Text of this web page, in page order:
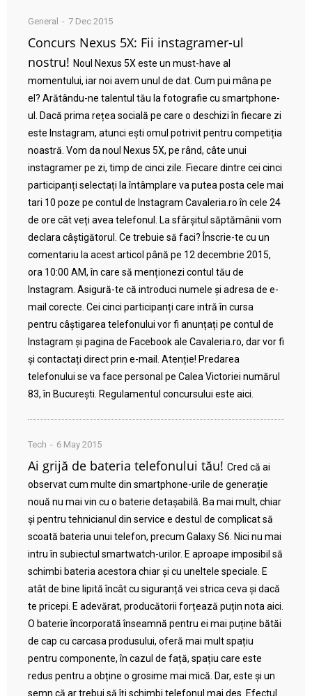
General 7 Dec 2015
Concurs Nexus 5X: Fii instagramer-ul
nostru! Noul Nexus 5X este un must-have al
momentului, iar noi avem unul de dat. Cum pui mâna pe
el? Arătându-ne talentul tău la fotografie cu smartphone-
ul. Dacă prima rețea socială pe care o deschizi în fiecare zi
este Instagram, atunci ești omul potrivit pentru competiția
noastră. Vom da noul Nexus 5X, pe rând, câte unui
instagramer pe zi, timp de cinci zile. Fiecare dintre cei cinci
participanți selectați la întâmplare va putea posta cele mai
tari 10 poze pe contul de Instagram Cavaleria.ro în cele 24
de ore cât veți avea telefonul. La sfârșitul săptămânii vom
declara câștigătorul. Ce trebuie să faci? Înscrie-te cu un
comentariu la acest articol până pe 12 decembrie 2015,
ora 10:00 AM, în care să menționezi contul tău de
Instagram. Asigură-te că introduci numele și adresa de e-
mail corecte. Cei cinci participanți care intră în cursa
pentru câștigarea telefonului vor fi anunțați pe contul de
Instagram și pagina de Facebook ale Cavaleria.ro, dar vor fi
și contactați direct prin e-mail. Atenție! Predarea
telefonului se va face personal pe Calea Victoriei numărul
83, în București. Regulamentul concursului este aici.
Tech 6 May 2015
Ai grijă de bateria telefonului tău! Cred că ai
observat cum multe din smartphone-urile de generație
nouă nu mai vin cu o baterie detașabilă. Ba mai mult, chiar
și pentru tehnicianul din service e destul de complicat să
scoată bateria unui telefon, precum Galaxy S6. Nici nu mai
intru în subiectul smartwatch-urilor. E aproape imposibil să
schimbi bateria acestora chiar și cu uneltele speciale. E
atât de bine lipită încât cu siguranță vei strica ceva și dacă
te pricepi. E adevărat, producătorii forțează puțin nota aici.
O baterie încorporată înseamnă pentru ei mai puține bătăi
de cap cu carcasa produsului, oferă mai mult spațiu
pentru componente, în cazul de față, spațiu care este
redus pentru a obține o grosime mai mică. Dar, este și un
semn că ar trebui să îți schimbi telefonul mai des. Efectul